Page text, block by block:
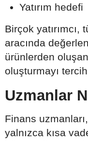
Yatırım hedefi
Birçok yatırımcı,
aracında
ürünlerden
oluşturmayı
Uzmanlar
Finans uzmanları,
yalnızca kısa